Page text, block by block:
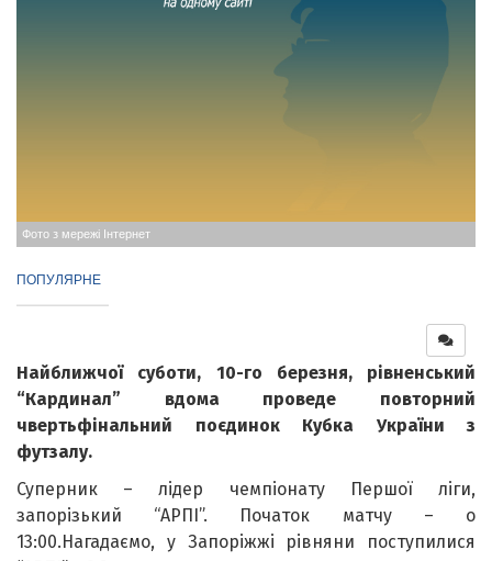
Фото з мережі Інтернет
ПОПУЛЯРНЕ
Найближчої суботи, 10-го березня, рівненський
“Кардинал” вдома проведе повторний
чвертьфінальний поєдинок Кубка України з
футзалу.
Суперник – лідер чемпіонату Першої ліги,
запорізький “АРПІ”. Початок матчу – о
13:00.Нагадаємо, у Запоріжжі рівняни поступилися